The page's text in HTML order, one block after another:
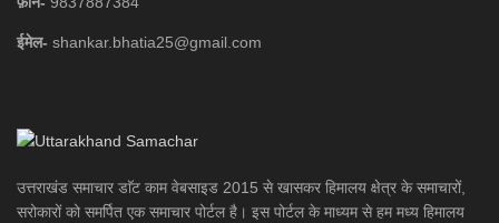
ईमेल- shankar.bhatia25@gmail.com
उत्तराखंड समाचार डाॅट काम वेबसाइड 2015 से खासकर हिमालय क्षेत्र के समाचारों,
सरोकारों को समर्पित एक समाचार पोर्टल है। इस पोर्टल के माध्यम से हम मध्य हिमालय